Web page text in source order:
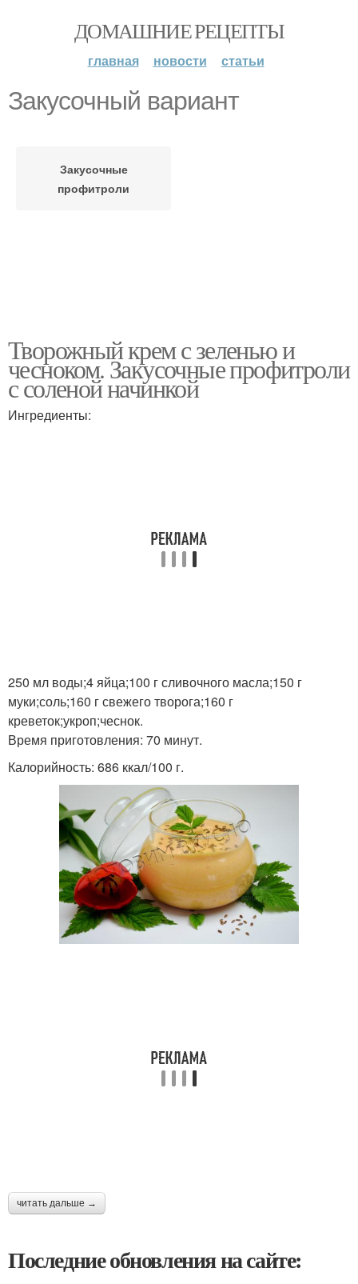
ДОМАШНИЕ РЕЦЕПТЫ
главная новости статьи
Закусочный вариант
Закусочные
профитроли
Творожный крем с зеленью и
чесноком. Закусочные профитроли
с соленой начинкой
Ингредиенты:
250 мл воды;4 яйца;100 г сливочного масла;150 г
муки;соль;160 г свежего творога;160 г
креветок;укроп;чеснок.
Время приготовления: 70 минут.
Калорийность: 686 ккал/100 г.
читать дальше →
Последние обновления на сайте: